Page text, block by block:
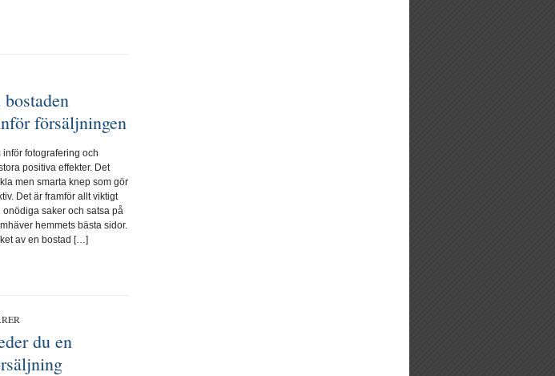
försäljningen
inför fotografering och
positiva effekter. Det
men smarta knep som gör
Det är framför allt viktigt
onödiga saker och satsa på
hemmets bästa sidor.
av en bostad […]
du en